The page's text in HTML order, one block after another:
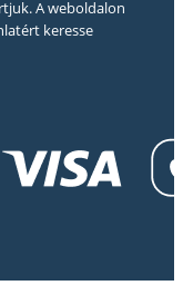
A weboldalon
keresse